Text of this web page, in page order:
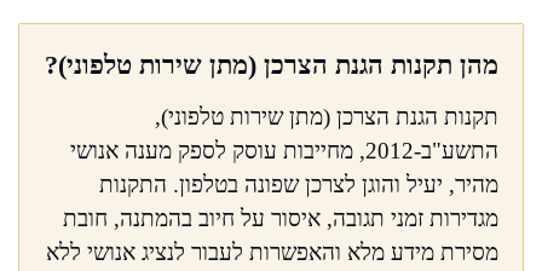
מהן תקנות הגנת הצרכן (מתן שירות טלפוני)?
תקנות הגנת הצרכן (מתן שירות טלפוני),
התשע"ב-2012, מחייבות עוסק לספק מענה אנושי
מהיר, יעיל והוגן לצרכן שפונה בטלפון. התקנות
מגדירות זמני תגובה, איסור על חיוב בהמתנה, חובת
מסירת מידע מלא והאפשרות לעבור לנציג אנושי ללא